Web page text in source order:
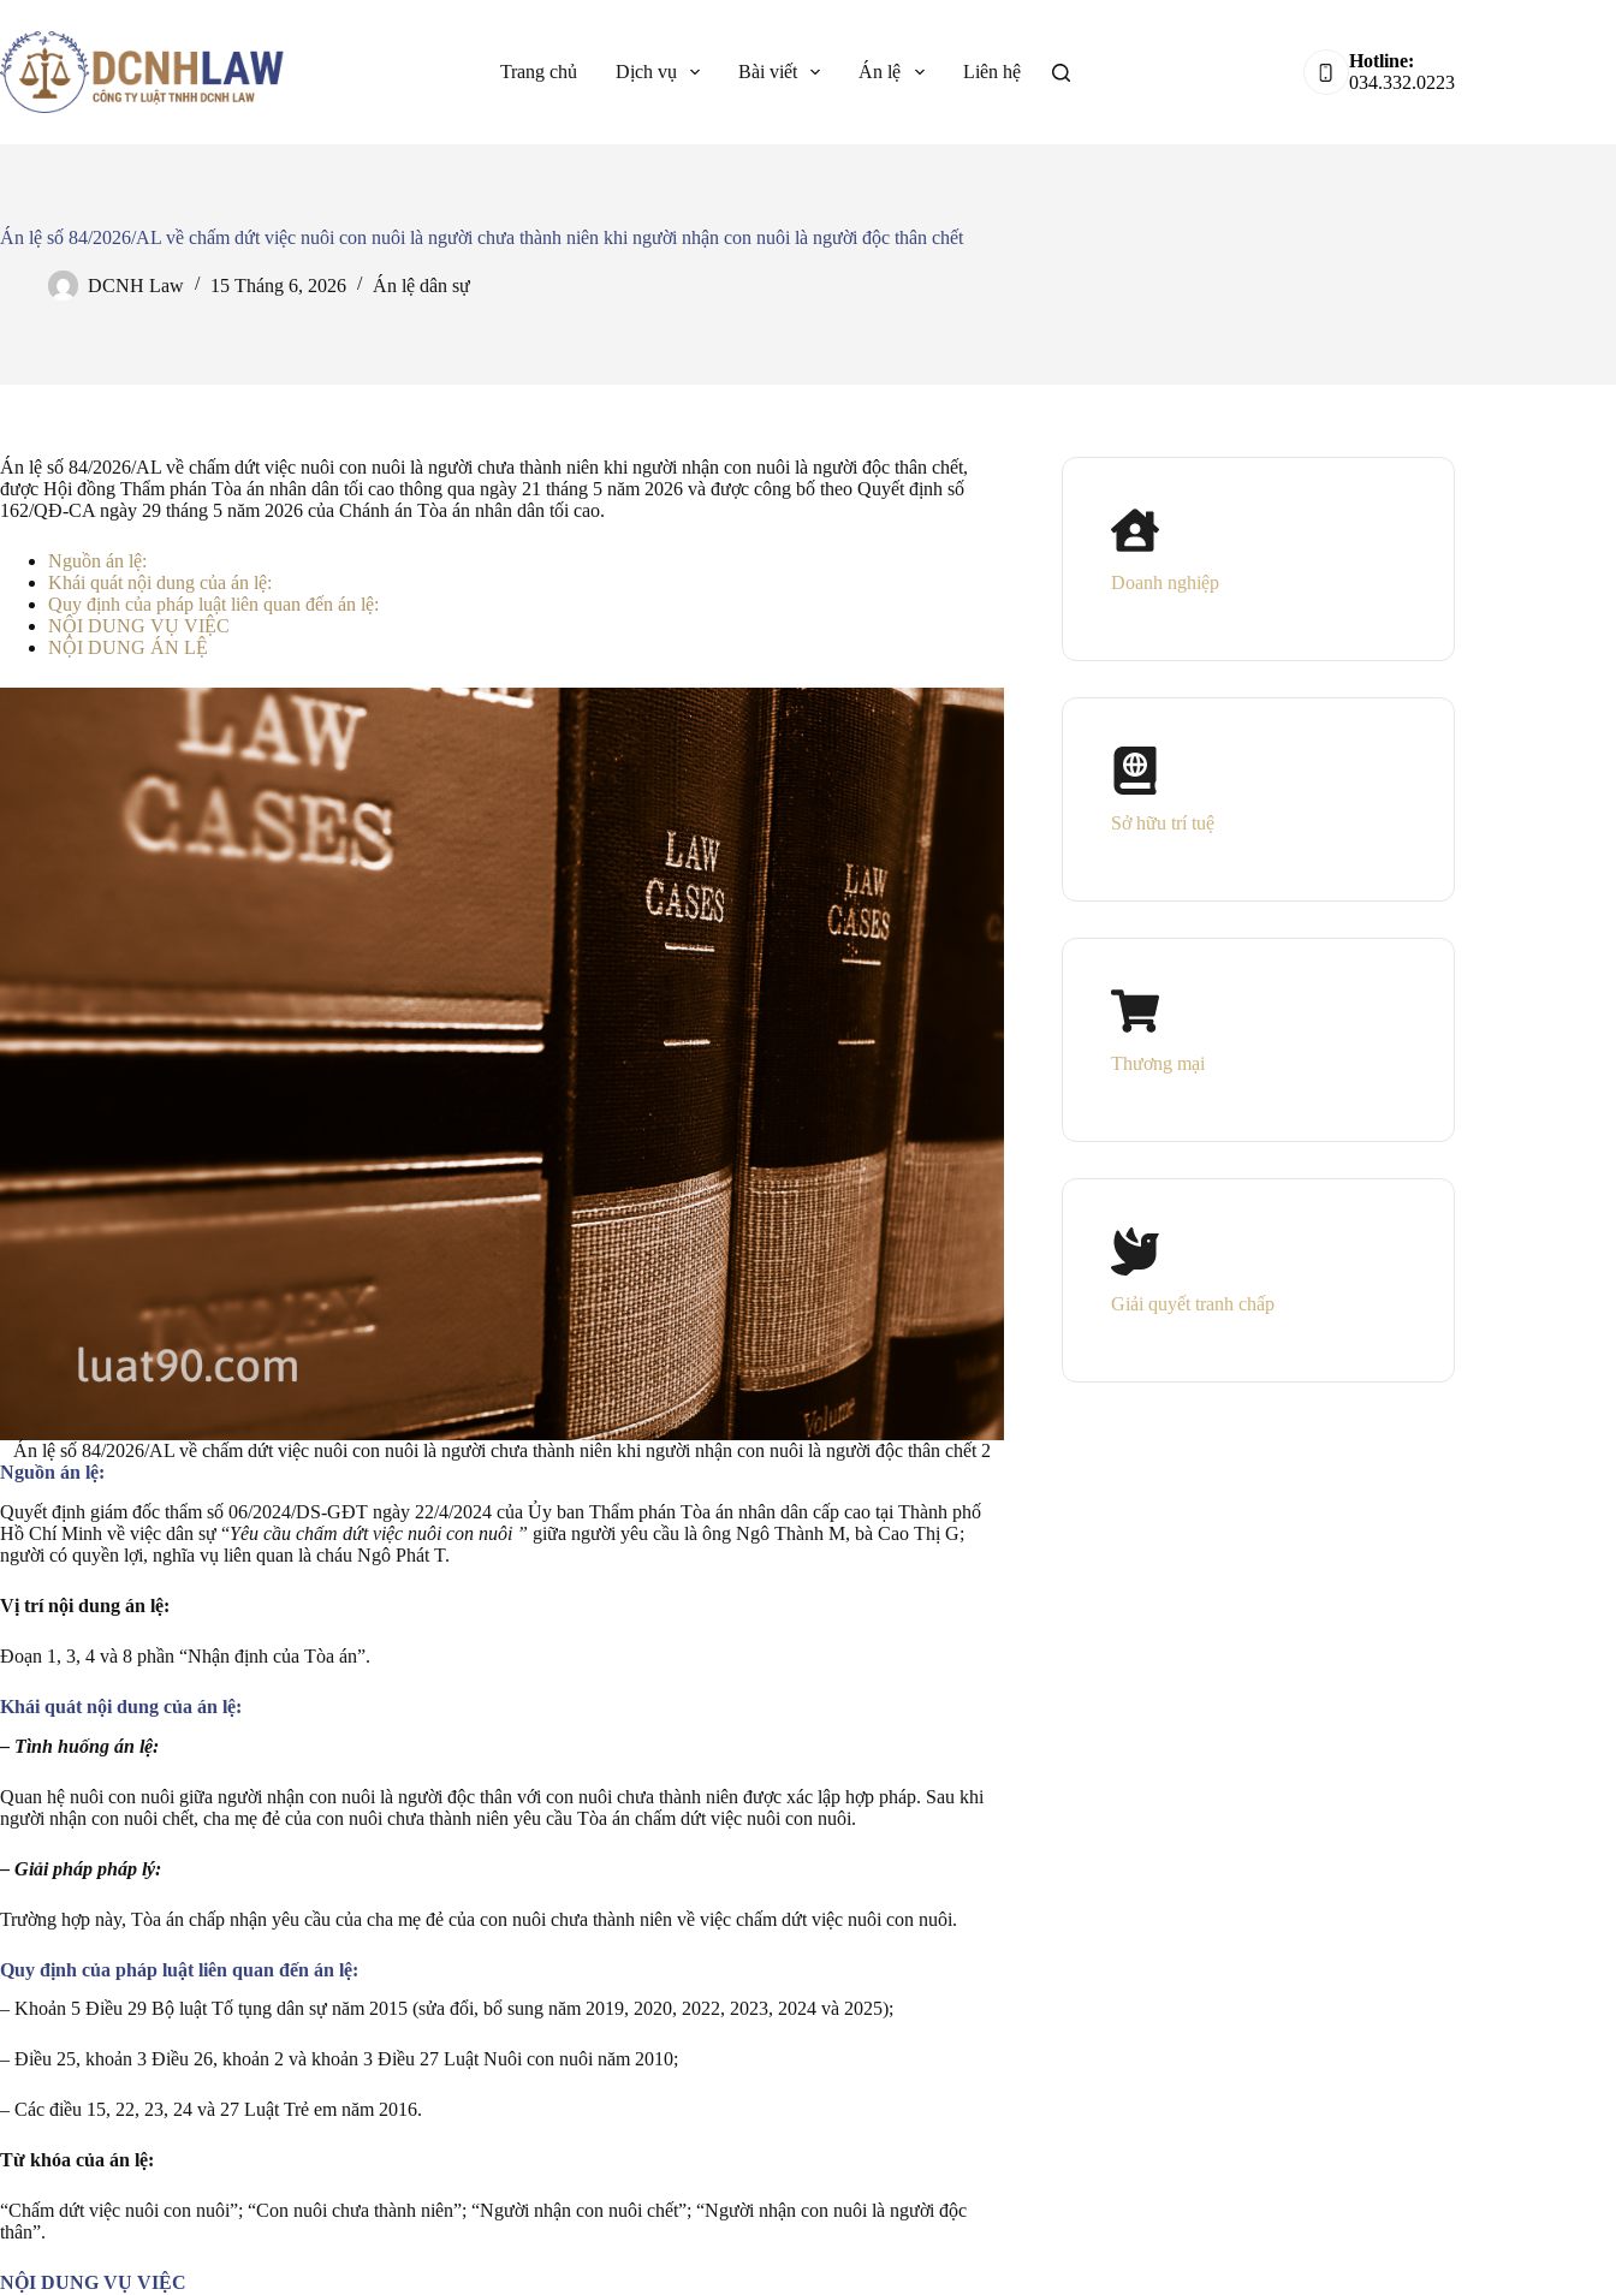
đến
phần
nội
dung
Trang chủ Dịch vụ Bài viết Án lệ Liên hệ
Hotline:
034.332.0223
Án lệ số 84/2026/AL về chấm dứt việc nuôi con nuôi là người chưa thành niên khi người nhận con nuôi là người độc thân chết
DCNH Law 15 Tháng 6, 2026 Án lệ dân sự
Án lệ số 84/2026/AL về chấm dứt việc nuôi con nuôi là người chưa thành niên khi người nhận con nuôi là người độc thân chết,
được Hội đồng Thẩm phán Tòa án nhân dân tối cao thông qua ngày 21 tháng 5 năm 2026 và được công bố theo Quyết định số
162/QĐ-CA ngày 29 tháng 5 năm 2026 của Chánh án Tòa án nhân dân tối cao.
Nguồn án lệ:
Khái quát nội dung của án lệ:
Quy định của pháp luật liên quan đến án lệ:
NỘI DUNG VỤ VIỆC
NỘI DUNG ÁN LỆ
Án lệ số 84/2026/AL về chấm dứt việc nuôi con nuôi là người chưa thành niên khi người nhận con nuôi là người độc thân chết 2
Nguồn án lệ:
Quyết định giám đốc thẩm số 06/2024/DS-GĐT ngày 22/4/2024 của Ủy ban Thẩm phán Tòa án nhân dân cấp cao tại Thành phố
Hồ Chí Minh về việc dân sự “Yêu cầu chấm dứt việc nuôi con nuôi ” giữa người yêu cầu là ông Ngô Thành M, bà Cao Thị G;
người có quyền lợi, nghĩa vụ liên quan là cháu Ngô Phát T.
Vị trí nội dung án lệ:
Đoạn 1, 3, 4 và 8 phần “Nhận định của Tòa án”.
Khái quát nội dung của án lệ:
– Tình huống án lệ:
Quan hệ nuôi con nuôi giữa người nhận con nuôi là người độc thân với con nuôi chưa thành niên được xác lập hợp pháp. Sau khi
người nhận con nuôi chết, cha mẹ đẻ của con nuôi chưa thành niên yêu cầu Tòa án chấm dứt việc nuôi con nuôi.
– Giải pháp pháp lý:
Trường hợp này, Tòa án chấp nhận yêu cầu của cha mẹ đẻ của con nuôi chưa thành niên về việc chấm dứt việc nuôi con nuôi.
Quy định của pháp luật liên quan đến án lệ:
– Khoản 5 Điều 29 Bộ luật Tố tụng dân sự năm 2015 (sửa đổi, bổ sung năm 2019, 2020, 2022, 2023, 2024 và 2025);
– Điều 25, khoản 3 Điều 26, khoản 2 và khoản 3 Điều 27 Luật Nuôi con nuôi năm 2010;
– Các điều 15, 22, 23, 24 và 27 Luật Trẻ em năm 2016.
Từ khóa của án lệ:
“Chấm dứt việc nuôi con nuôi”; “Con nuôi chưa thành niên”; “Người nhận con nuôi chết”; “Người nhận con nuôi là người độc
thân”.
NỘI DUNG VỤ VIỆC
Doanh nghiệp
Sở hữu trí tuệ
Thương mại
Giải quyết tranh chấp